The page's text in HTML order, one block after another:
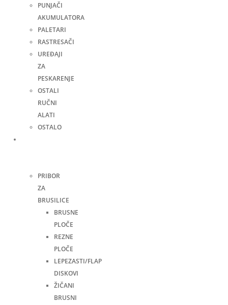
PUNJAČI
AKUMULATORA
PALETARI
RASTRESAČI
UREĐAJI
ZA
PESKARENJE
OSTALI
RUČNI
ALATI
OSTALO
PRIBOR
ZA
BRUSILICE
BRUSNE
PLOČE
REZNE
PLOČE
LEPEZASTI/FLAP
DISKOVI
ŽIČANI
BRUSNI